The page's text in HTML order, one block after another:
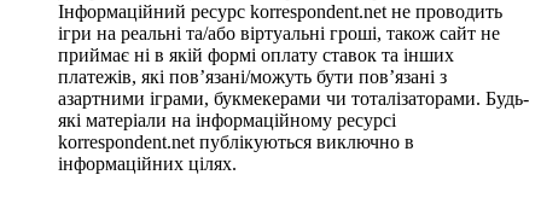
Інформаційний ресурс korrespondent.net не проводить
ігри на реальні та/або віртуальні гроші, також сайт не
приймає ні в якій формі оплату ставок та інших
платежів, які пов’язані/можуть бути пов’язані з
азартними іграми, букмекерами чи тоталізаторами. Будь-
які матеріали на інформаційному ресурсі
korrespondent.net публікуються виключно в
інформаційних цілях.